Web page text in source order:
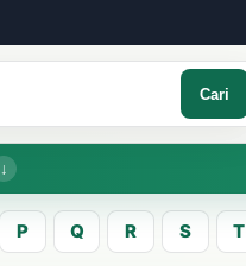
Cari
P Q R S T